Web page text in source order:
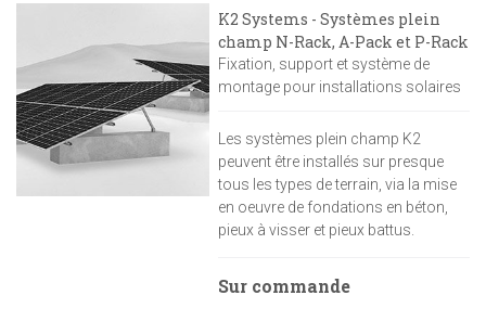
K2 Systems - Systèmes plein
champ N-Rack, A-Pack et P-Rack
Fixation, support et système de
montage pour installations solaires
Les systèmes plein champ K2
peuvent être installés sur presque
tous les types de terrain, via la mise
en oeuvre de fondations en béton,
pieux à visser et pieux battus.
Sur commande